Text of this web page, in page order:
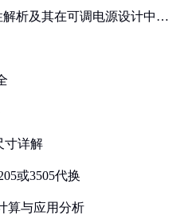
析及其在可调电源设计中的
寸详解
或3505代换
算与应用分析